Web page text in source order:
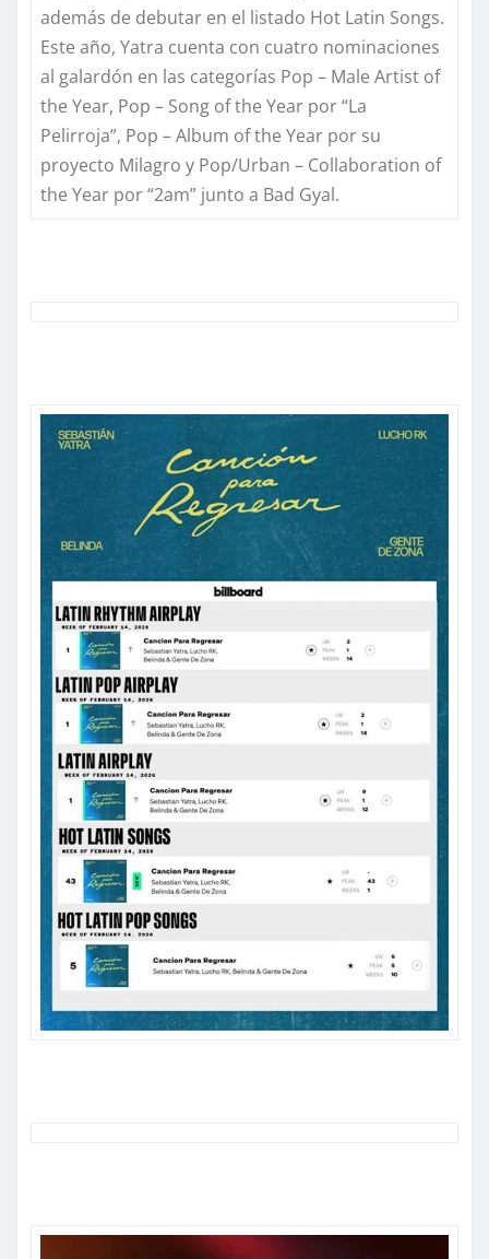
además de debutar en el listado Hot Latin Songs.
Este año, Yatra cuenta con cuatro nominaciones
al galardón en las categorías Pop – Male Artist of
the Year, Pop – Song ofthe Year por“La
Pelirroja”, Pop –Album ofthe Year por su
proyecto Milagro y Pop/Urban – Collaboration of
the Year por“2am” junto a Bad Gyal.